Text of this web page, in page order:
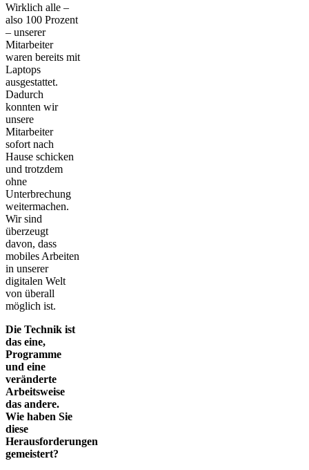
Wirklich alle –
also 100 Prozent
– unserer
Mitarbeiter
waren bereits mit
Laptops
ausgestattet.
Dadurch
konnten wir
unsere
Mitarbeiter
sofort nach
Hause schicken
und trotzdem
ohne
Unterbrechung
weitermachen.
Wir sind
überzeugt
davon, dass
mobiles Arbeiten
in unserer
digitalen Welt
von überall
möglich ist.
Die Technik ist
das eine,
Programme
und eine
veränderte
Arbeitsweise
das andere.
Wie haben Sie
diese
Herausforderungen
gemeistert?